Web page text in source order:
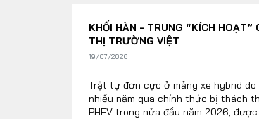
KHỐI HÀN - TRUNG “KÍCH HOẠT”
THỊ TRƯỜNG VIỆT
19/07/2026
Trật tự đơn cực ở mảng xe hybrid
nhiều năm qua chính thức bị thách
PHEV trong nửa đầu năm 2026,